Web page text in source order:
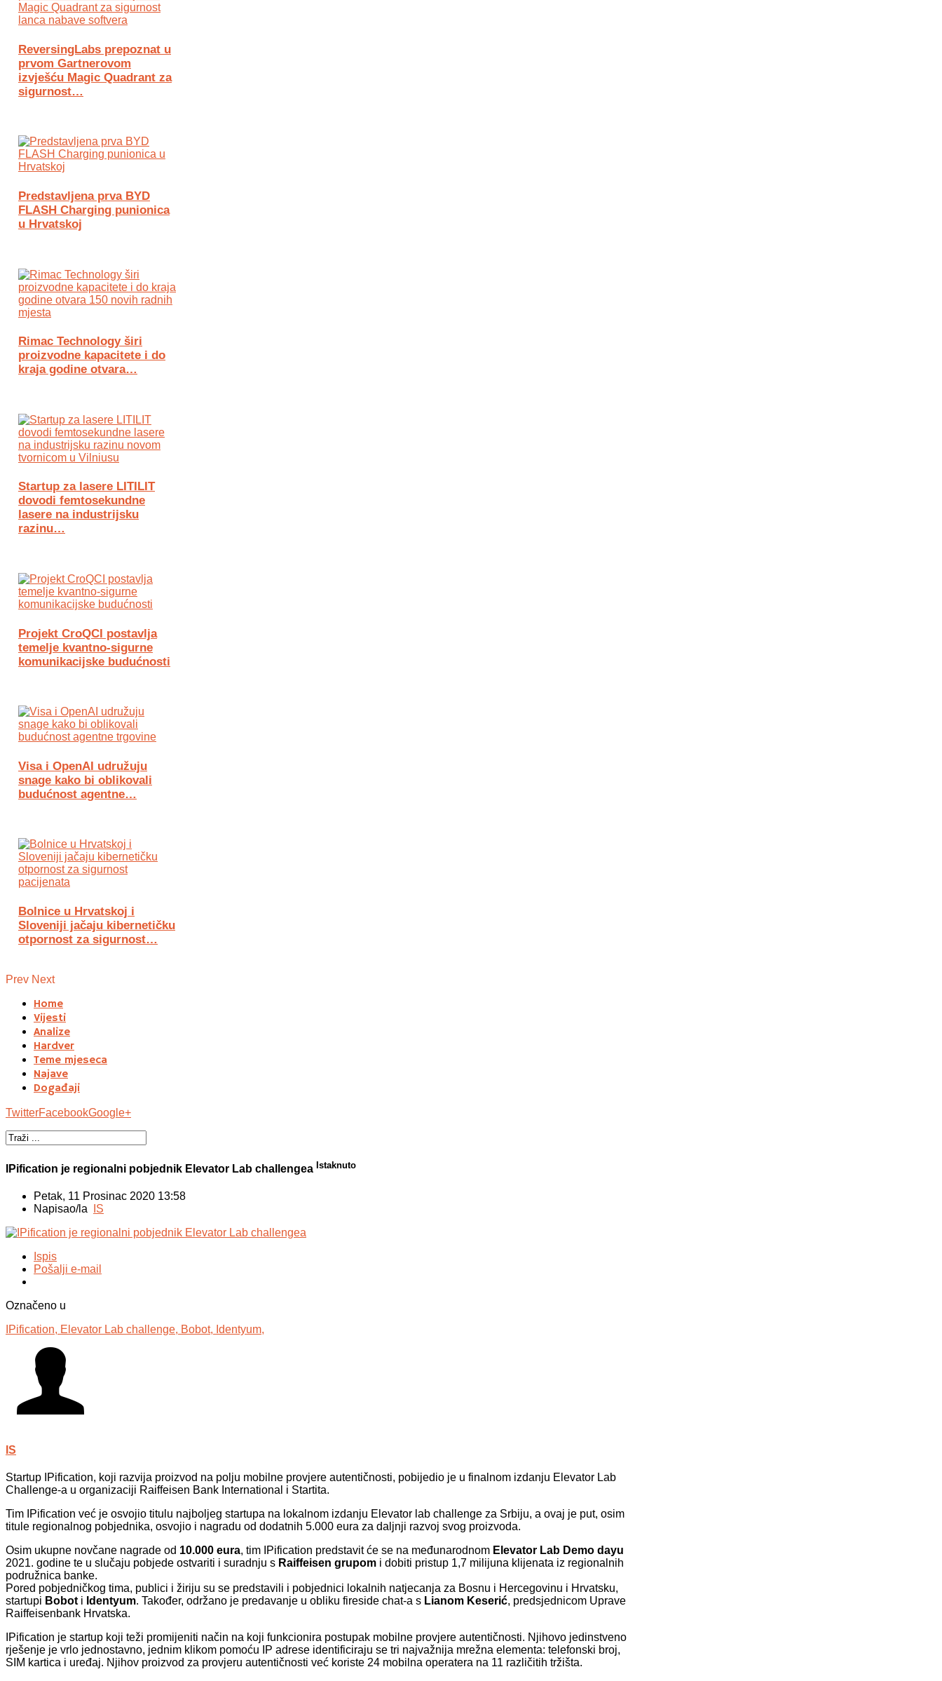
ReversingLabs prepoznat u
prvom Gartnerovom
izvješću Magic Quadrant za
sigurnost…
Predstavljena prva BYD
FLASH Charging punionica
u Hrvatskoj
Rimac Technology širi
proizvodne kapacitete i do
kraja godine otvara…
Startup za lasere LITILIT
dovodi femtosekundne
lasere na industrijsku
razinu…
Projekt CroQCI postavlja
temelje kvantno-sigurne
komunikacijske budućnosti
Visa i OpenAI udružuju
snage kako bi oblikovali
budućnost agentne…
Bolnice u Hrvatskoj i
Sloveniji jačaju kibernetičku
otpornost za sigurnost…
Prev Next
Home
Vijesti
Analize
Hardver
Teme mjeseca
Najave
Događaji
TwitterFacebookGoogle+
IPification je regionalni pobjednik Elevator Lab challengea Istaknuto
Petak, 11 Prosinac 2020 13:58
Napisao/la
IS
Ispis
Pošalji e-mail
Označeno u
IPification, Elevator Lab challenge, Bobot, Identyum,
IS
Startup IPification, koji razvija proizvod na polju mobilne provjere autentičnosti, pobijedio je u finalnom izdanju Elevator Lab
Challenge-a u organizaciji Raiffeisen Bank International i Startita.
Tim IPification već je osvojio titulu najboljeg startupa na lokalnom izdanju Elevator lab challenge za Srbiju, a ovaj je put, osim
titule regionalnog pobjednika, osvojio i nagradu od dodatnih 5.000 eura za daljnji razvoj svog proizvoda.
Osim ukupne novčane nagrade od 10.000 eura, tim IPification predstavit će se na međunarodnom Elevator Lab Demo dayu
2021. godine te u slučaju pobjede ostvariti i suradnju s Raiffeisen grupom i dobiti pristup 1,7 milijuna klijenata iz regionalnih
podružnica banke.
Pored pobjedničkog tima, publici i žiriju su se predstavili i pobjednici lokalnih natjecanja za Bosnu i Hercegovinu i Hrvatsku,
startupi Bobot i Identyum. Također, održano je predavanje u obliku fireside chat-a s Lianom Keserić, predsjednicom Uprave
Raiffeisenbank Hrvatska.
IPification je startup koji teži promijeniti način na koji funkcionira postupak mobilne provjere autentičnosti. Njihovo jedinstveno
rješenje je vrlo jednostavno, jednim klikom pomoću IP adrese identificiraju se tri najvažnija mrežna elementa: telefonski broj,
SIM kartica i uređaj. Njihov proizvod za provjeru autentičnosti već koriste 24 mobilna operatera na 11 različitih tržišta.